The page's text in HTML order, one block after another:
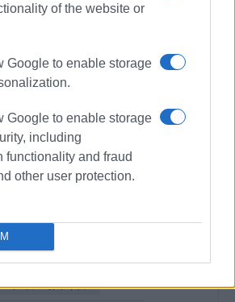
of the website or
Google to enable storage
Google to enable storage
including
functionality and fraud
other user protection.
Δημήτρης